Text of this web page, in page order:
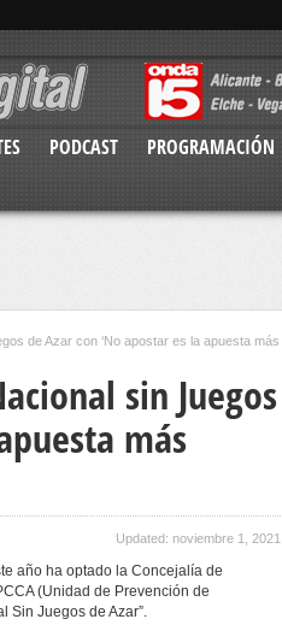
PODCAST PROGRAMACIÓN
de Azar con ‘No apostar es la apuesta más
sin Juegos
más
Updated: noviembre 1, 2021
año ha optado la Concejalía de
(Unidad de Prevención de
Sin Juegos de Azar”.